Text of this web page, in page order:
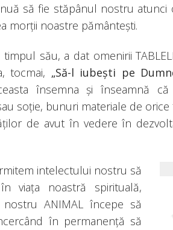
să fie stăpânul nostru
morții noastre pământești.
său, a dat omenirii
tocmai, „Să-l iubești pe
însemna și înseamnă
soție, bunuri materiale de
de avut în vedere în
intelectului nostru să
viața noastră spirituală,
nostru ANIMAL începe să
în permanență să